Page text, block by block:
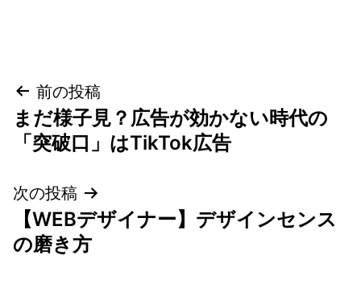
投
稿
ビ
ゲ
前の投稿
まだ様子見？広告が効かない時代の
「突破口」はTikTok広告
次の投稿
【WEBデザイナー】デザインセンス
の磨き方